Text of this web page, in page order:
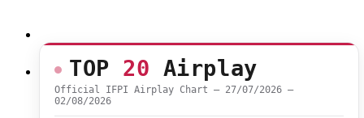
TOP 20 Airplay
Official IFPI Airplay Chart — 27/07/2026 –
02/08/2026